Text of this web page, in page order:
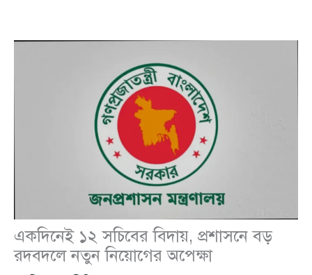
একদিনেই ১২ সচিবের বিদায়, প্রশাসনে বড়
রদবদলে নতুন নিয়োগের অপেক্ষা